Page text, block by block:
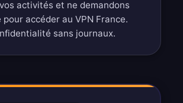
activités et ne demandons
accéder au VPN France.
sans journaux.